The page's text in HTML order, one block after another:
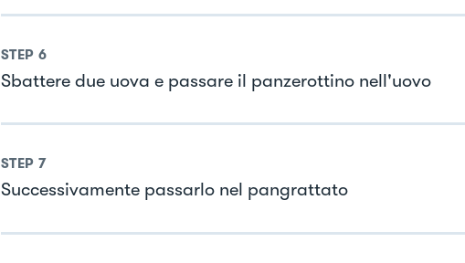
STEP 6
Sbattere due uova e passare il panzerottino nell'uovo
STEP 7
Successivamente passarlo nel pangrattato